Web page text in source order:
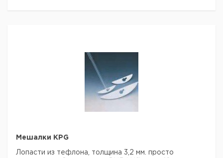
Мешалки KPG
Лопасти из тефлона, толщина 3,2 мм. просто